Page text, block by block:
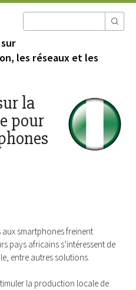
les réseaux et les
la
pour
aux smartphones freinent
pays africains s’intéressent de
entre autres solutions.
la production locale de